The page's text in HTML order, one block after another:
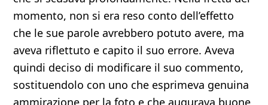
momento, non si era reso conto dell’effetto
che le sue parole avrebbero potuto avere, ma
aveva riflettuto e capito il suo errore. Aveva
quindi deciso di modificare il suo commento,
sostituendolo con uno che esprimeva genuina
ammirazione per la foto e che augurava buone